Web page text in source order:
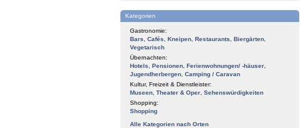
Kategorien
Gastronomie:
Bars
Cafés Kneipen Restaurants Biergärten
Vegetarisch
Übernachten:
Hotels
Pensionen Ferienwohnungen/ -häuser
Jugendherbergen Camping / Caravan
Kultur, Freizeit & Dienstleister:
Museen Theater & Oper Sehenswürdigkeiten
Shopping:
Shopping
Alle Kategorien nach Orten